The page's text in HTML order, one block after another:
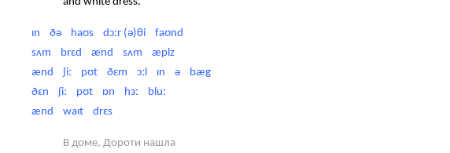
ɪn ðə haʊs dɔːr (ə)θi faʊnd
sʌm brɛd ænd sʌm æplz
ænd ʃiː pʊt ðɛm ɔːl ɪn ə bæg
ðɛn ʃiː pʊt ɒn hɜː bluː
ænd waɪt drɛs
В доме, Дороти нашла